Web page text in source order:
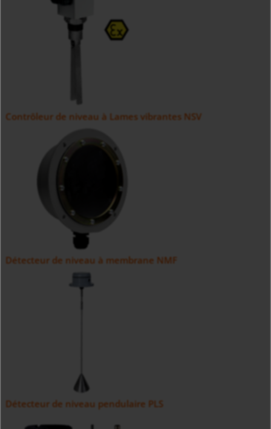
Contrôleur de niveau à Lames vibrantes NSV
Détecteur de niveau à membrane NMF
Détecteur de niveau pendulaire PLS